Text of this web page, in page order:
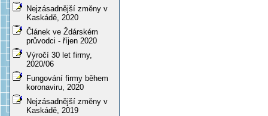
Nejzásadnější změny v
Kaskádě, 2020
Článek ve Ždárském
průvodci - říjen 2020
Výročí 30 let firmy,
2020/06
Fungování firmy během
koronaviru, 2020
Nejzásadnější změny v
Kaskádě, 2019